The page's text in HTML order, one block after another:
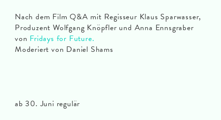
Nach dem Film Q&A mit Regisseur Klaus Sparwasser,
Produzent Wolfgang Knöpfler und Anna Ennsgraber
von Fridays for Future.
Moderiert von Daniel Shams
ab 30. Juni regulär